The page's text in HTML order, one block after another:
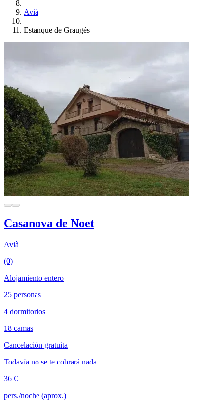
Avià
Estanque de Graugés
Casanova de Noet
Avià
(0)
Alojamiento entero
25 personas
4 dormitorios
18 camas
Cancelación gratuita
Todavía no se te cobrará nada.
36 €
pers./noche (aprox.)